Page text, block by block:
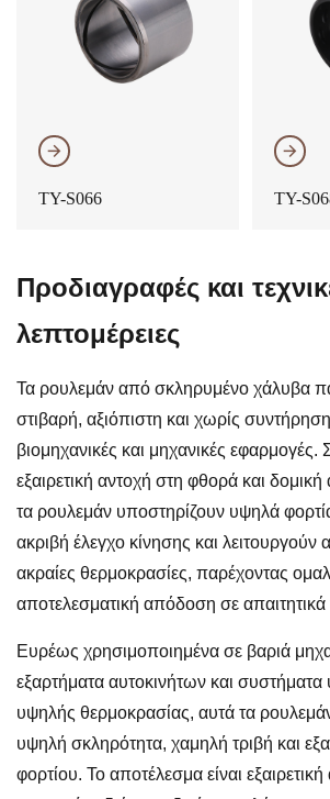
𐃔
TY-S066
𐃔
TY-
Προδιαγραφές και
λεπτομέρειες
Τα ρουλεμάν από σκληρυμένο χάλυβα
στιβαρή, αξιόπιστη και χωρίς
βιομηχανικές και μηχανικές εφαρμογές.
εξαιρετική αντοχή στη φθορά και δομική
τα ρουλεμάν υποστηρίζουν υψηλά
ακριβή έλεγχο κίνησης και λειτουργούν
ακραίες θερμοκρασίες, παρέχοντας
αποτελεσματική απόδοση σε απαιτητικά
Ευρέως χρησιμοποιημένα σε βαριά
εξαρτήματα αυτοκινήτων και
υψηλής θερμοκρασίας, αυτά τα
υψηλή σκληρότητα, χαμηλή τριβή και
φορτίου. Το αποτέλεσμα είναι εξαιρετική